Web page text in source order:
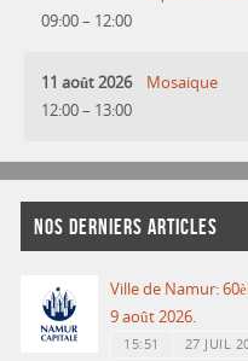
09:00– 12:00
11 août 2026
12:00– 13:00
Mosaique
NOS DERNIERS ARTICLES
Ville de Namur:
9 août 2026.
15:51 27 JUIL